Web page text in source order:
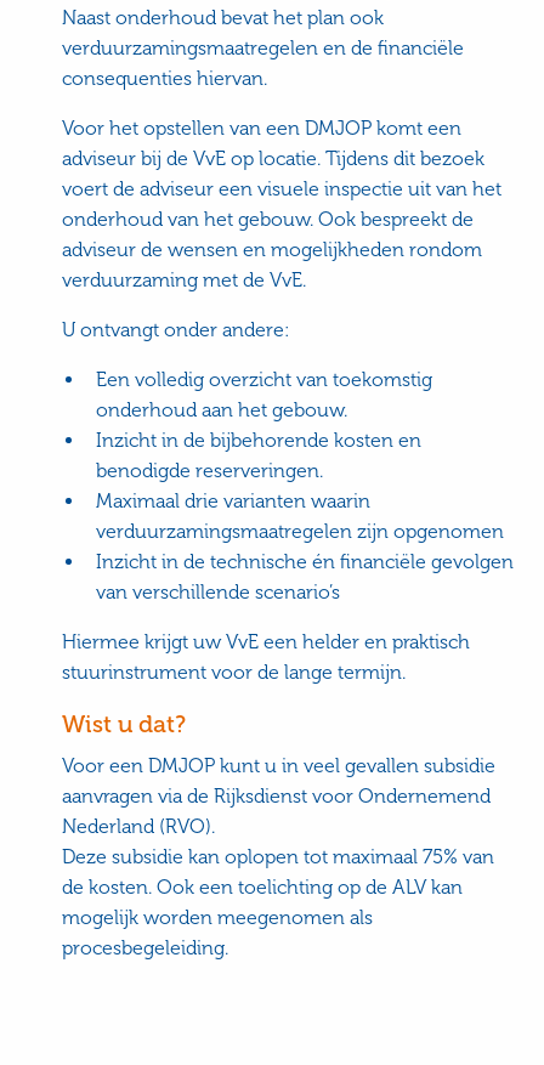
Naast onderhoud bevat het plan ook
verduurzamingsmaatregelen en de financiële
consequenties hiervan.
Voor het opstellen van een DMJOP komt een
adviseur bij de VvE op locatie. Tijdens dit bezoek
voert de adviseur een visuele inspectie uit van het
onderhoud van het gebouw. Ook bespreekt de
adviseur de wensen en mogelijkheden rondom
verduurzaming met de VvE.
U ontvangt onder andere:
Een volledig overzicht van toekomstig
onderhoud aan het gebouw.
Inzicht in de bijbehorende kosten en
benodigde reserveringen.
Maximaal drie varianten waarin
verduurzamingsmaatregelen zijn opgenomen
Inzicht in de technische én financiële gevolgen
van verschillende scenario’s
Hiermee krijgt uw VvE een helder en praktisch
stuurinstrument voor de lange termijn.
Wist u dat?
Voor een DMJOP kunt u in veel gevallen subsidie
aanvragen via de Rijksdienst voor Ondernemend
Nederland (RVO).
Deze subsidie kan oplopen tot maximaal 75% van
de kosten. Ook een toelichting op de ALV kan
mogelijk worden meegenomen als
procesbegeleiding.